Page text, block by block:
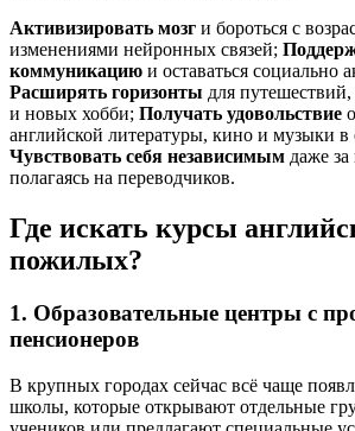
Активизировать мозг и бороться с
изменениями нейронных связей;
коммуникацию и оставаться социально
Расширять горизонты для
и новых хобби; Получать удовольствие
английской литературы, кино и музыки в
Чувствовать себя независимым даже
полагаясь на переводчиков.
Где искать курсы
пожилых?
1. Образовательные центры с
пенсионеров
В крупных городах сейчас всё чаще
школы, которые открывают отдельные